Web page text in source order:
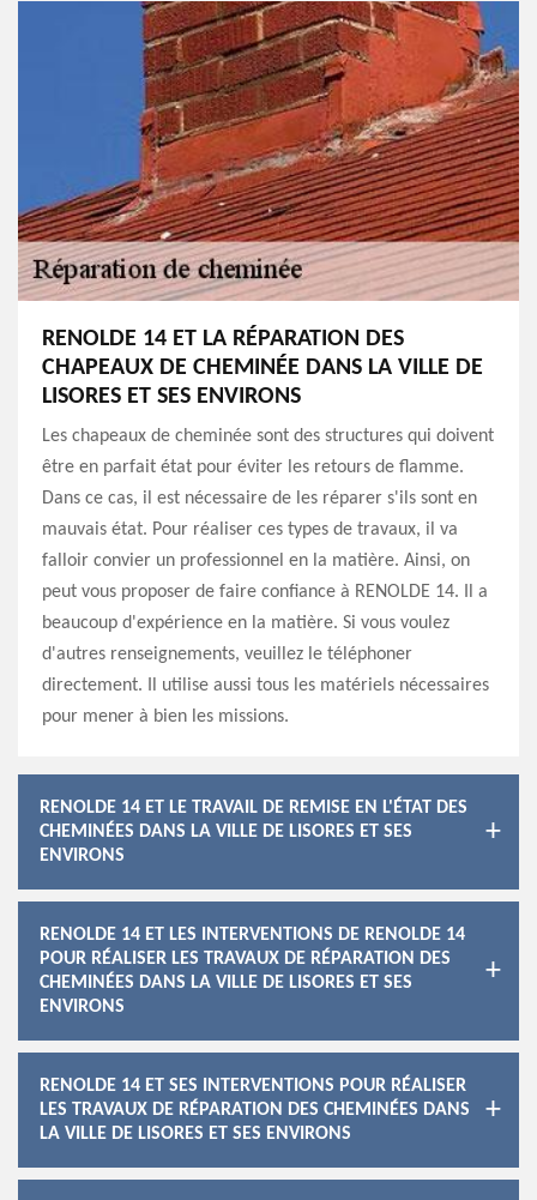
RENOLDE 14 ET LA RÉPARATION DES
CHAPEAUX DE CHEMINÉE DANS LA VILLE DE
LISORES ET SES ENVIRONS
Les chapeaux de cheminée sont des structures qui doivent
être en parfait état pour éviter les retours de flamme.
Dans ce cas, il est nécessaire de les réparer s'ils sont en
mauvais état. Pour réaliser ces types de travaux, il va
falloir convier un professionnel en la matière. Ainsi, on
peut vous proposer de faire confiance à RENOLDE 14. Il a
beaucoup d'expérience en la matière. Si vous voulez
d'autres renseignements, veuillez le téléphoner
directement. Il utilise aussi tous les matériels nécessaires
pour mener à bien les missions.
RENOLDE 14 ET LE TRAVAIL DE REMISE EN L'ÉTAT DES
CHEMINÉES DANS LA VILLE DE LISORES ET SES
ENVIRONS
RENOLDE 14 ET LES INTERVENTIONS DE RENOLDE 14
POUR RÉALISER LES TRAVAUX DE RÉPARATION DES
CHEMINÉES DANS LA VILLE DE LISORES ET SES
ENVIRONS
RENOLDE 14 ET SES INTERVENTIONS POUR RÉALISER
LES TRAVAUX DE RÉPARATION DES CHEMINÉES DANS
LA VILLE DE LISORES ET SES ENVIRONS